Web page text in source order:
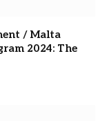
/ Malta
2024: The